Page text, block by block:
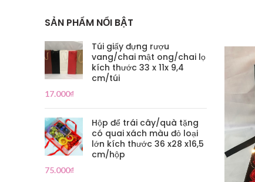
SẢN PHẨM NỔI BẬT
Túi giấy đựng rượu
vang/chai mật ong/chai lọ
kích thước 33 x 11x 9,4
cm/túi
17.000₫
Hộp để trái cây/quà tặng
có quai xách màu đỏ loại
lớn kích thước 36 x28 x16,5
cm/hộp
75.000₫